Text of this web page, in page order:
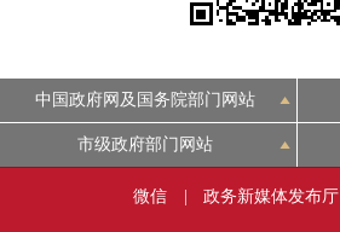
中国政府网及国务院部门网站
市级政府部门网站
微信 政务新媒体发布厅